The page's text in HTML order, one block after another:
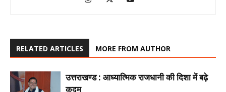
RELATED ARTICLES MORE FROM AUTHOR
उत्तराखण्ड : आध्यात्मिक राजधानी की दिशा में बढ़े
कदम